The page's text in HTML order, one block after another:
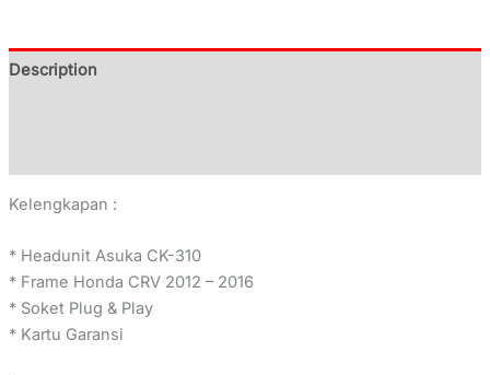
Description
Kelengkapan :
* Headunit Asuka CK-310
* Frame Honda CRV 2012 – 2016
* Soket Plug & Play
* Kartu Garansi